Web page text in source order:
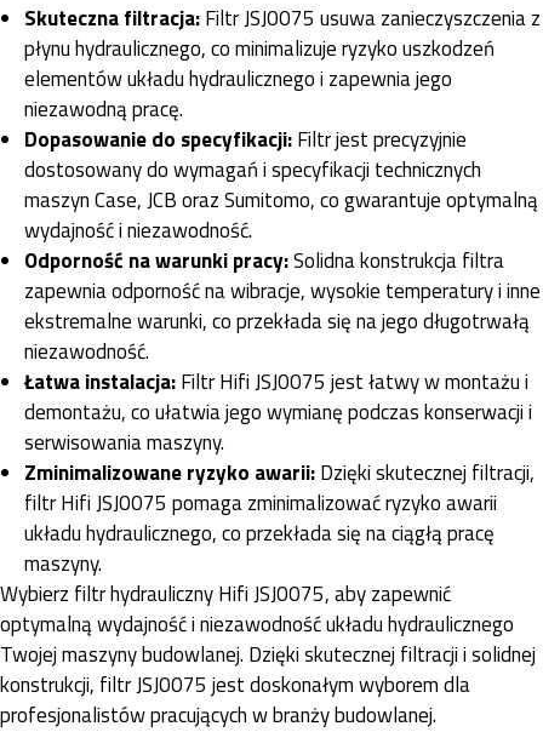
Skuteczna filtracja:Filtr JSJ0075 usuwa zanieczyszczenia z
płynu hydraulicznego, co minimalizuje ryzyko uszkodzeń
elementów układu hydraulicznego i zapewnia jego
niezawodną pracę.
Dopasowanie do specyfikacji:Filtr jest precyzyjnie
dostosowany do wymagań i specyfikacji technicznych
maszyn Case, JCB oraz Sumitomo, co gwarantuje optymalną
wydajność i niezawodność.
Odporność na warunki pracy:Solidna konstrukcja filtra
zapewnia odporność na wibracje, wysokie temperatury i inne
ekstremalne warunki, co przekłada się na jego długotrwałą
niezawodność.
Łatwa instalacja:Filtr Hifi JSJ0075 jest łatwy w montażu i
demontażu, co ułatwia jego wymianę podczas konserwacji i
serwisowania maszyny.
Zminimalizowane ryzyko awarii:Dzięki skutecznej filtracji,
filtr Hifi JSJ0075 pomaga zminimalizować ryzyko awarii
układu hydraulicznego, co przekłada się na ciągłą pracę
maszyny.
Wybierz filtr hydrauliczny Hifi JSJ0075, aby zapewnić
optymalną wydajność i niezawodność układu hydraulicznego
Twojej maszyny budowlanej. Dzięki skutecznej filtracji i solidnej
konstrukcji, filtr JSJ0075 jest doskonałym wyborem dla
profesjonalistów pracujących w branży budowlanej.